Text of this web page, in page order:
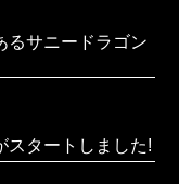
るサニードラゴン
スタートしました!